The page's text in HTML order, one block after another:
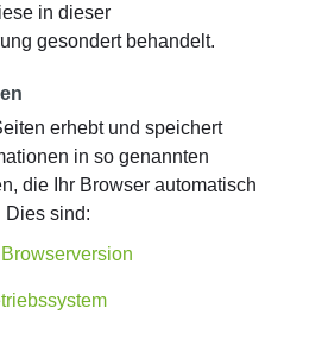
in dieser
gesondert behandelt.
erhebt und speichert
in so genannten
die Ihr Browser automatisch
Dies sind: